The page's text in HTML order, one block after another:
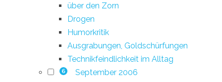
über den Zorn
Drogen
Humorkritik
Ausgrabungen, Goldschürfungen
Technikfeindlichkeit im Alltag
6 September 2006